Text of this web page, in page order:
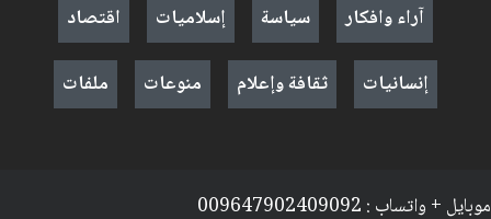
آراء وافكار
سياسة إسلاميات
اقتصاد
إنسانيات
ثقافة وإعلام منوعات ملفات
موبايل + واتساب : 009647902409092